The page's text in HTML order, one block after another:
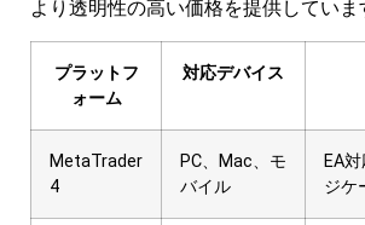
より透明性の高い価格を提供していま
プラットフ
ォーム
対応デバイス
MetaTrader
4
PC、Mac、モ
バイル
EA
ジケ